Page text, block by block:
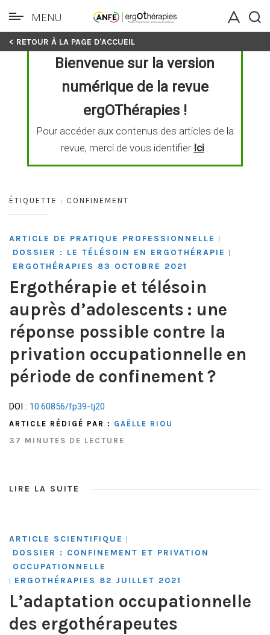
Skip
MENU
< RETOUR À LA PAGE D'ACCUEIL
Bienvenue sur la version
numérique de la revue
ergOThérapies !
Pour accéder aux contenus des articles de la
revue, merci de vous identifier Ici.
ÉTIQUETTE : CONFINEMENT
ARTICLE DE PRATIQUE PROFESSIONNELLE |
DOSSIER : LE TÉLÉSOIN EN ERGOTHÉRAPIE |
ERGOTHÉRAPIES 83 OCTOBRE 2021
Ergothérapie et télésoin
auprès d’adolescents : une
réponse possible contre la
privation occupationnelle en
période de confinement ?
DOI : 10.60856/fp39-tj20
ARTICLE RÉDIGÉ PAR : GAËLLE RIOU
37 MINUTES DE LECTURE
LIRE LA SUITE
ARTICLE SCIENTIFIQUE
DOSSIER : CONFINEMENT ET PRIVATION
OCCUPATIONNELLE
ERGOTHÉRAPIES 82 JUILLET 2021
L’adaptation occupationnelle
des ergothérapeutes